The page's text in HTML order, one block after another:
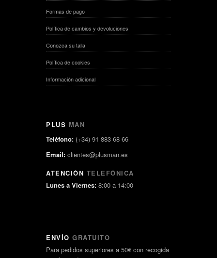
Formas de pago
Política de cambios y devoluciones
Conozca su talla
Política de cookies
Información adicional
PLUS MAN
Teléfono: (+34) 91 883 68 66
Email: clientes@plusman.es
ATENCIÓN TELEFÓNICA
Lunes a Viernes: 8:00 a 14:00
ENVÍO GRATUITO
Para pedidos superiores a 50€ con recogida